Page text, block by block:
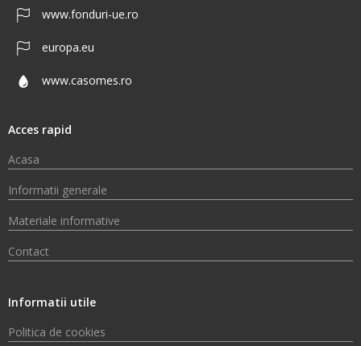
www.fonduri-ue.ro
europa.eu
www.casomes.ro
Acces rapid
Acasa
Informatii generale
Materiale informative
Contact
Informatii utile
Politica de cookies